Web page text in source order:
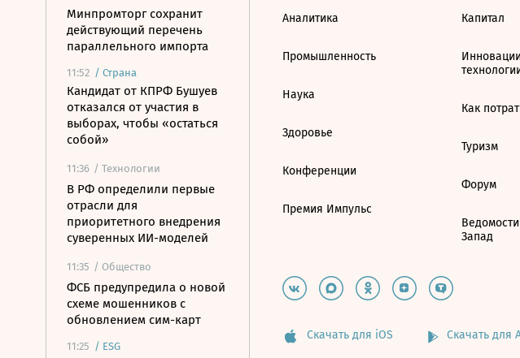
Минпромторг сохранит
действующий перечень
параллельного импорта
11:52 / Страна
Кандидат от КПРФ Бушуев
отказался от участия в
выборах, чтобы «остаться
собой»
11:36 / Технологии
В РФ определили первые
отрасли для
приоритетного внедрения
суверенных ИИ-моделей
11:35 / Общество
ФСБ предупредила о новой
схеме мошенников с
обновлением сим-карт
11:25 / ESG
Аналитика
Промышленность
Наука
Здоровье
Конференции
Премия Импульс
Капитал
Как
Туризм
Форум
Запад
Скачать для iOS Скачать для